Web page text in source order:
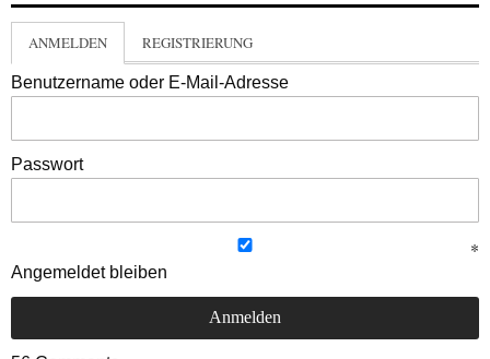
ANMELDEN REGISTRIERUNG
Benutzername oder E-Mail-Adresse
Passwort
Angemeldet bleiben